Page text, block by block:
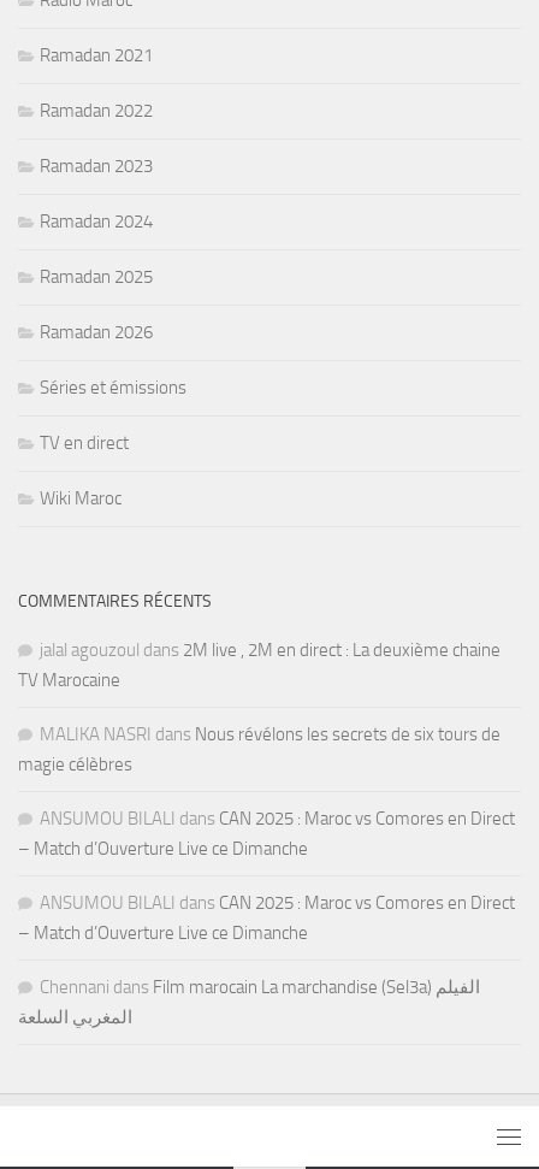
Ramadan 2021
Ramadan 2022
Ramadan 2023
Ramadan 2024
Ramadan 2025
Ramadan 2026
Séries et émissions
TV en direct
Wiki Maroc
COMMENTAIRES RÉCENTS
jalal agouzoul dans 2M live , 2M en direct : La deuxième chaine
TV Marocaine
MALIKA NASRI dans Nous révélons les secrets de six tours de
magie célèbres
ANSUMOU BILALI dans CAN 2025 : Maroc vs Comores en Direct
– Match d’Ouverture Live ce Dimanche
ANSUMOU BILALI dans CAN 2025 : Maroc vs Comores en Direct
– Match d’Ouverture Live ce Dimanche
Chennani dans Film marocain La marchandise (Sel3a) الفيلم
المغربي السلعة